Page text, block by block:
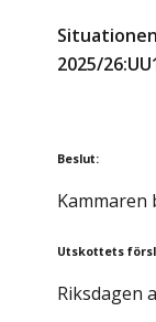
2025/
Beslut:
Utskottets
Riksdagen